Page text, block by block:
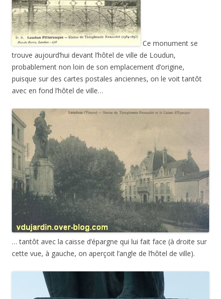
Ce monument se
trouve aujourd’hui devant l’hôtel de ville de Loudun,
probablement non loin de son emplacement d’origine,
puisque sur des cartes postales anciennes, on le voit tantôt
avec en fond l’hôtel de ville…
… tantôt avec la caisse d’épargne qui lui fait face (à droite sur
cette vue, à gauche, on aperçoit l’angle de l’hôtel de ville).